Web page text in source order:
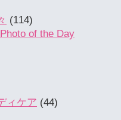
(114)
of the Day
ィケア (44)